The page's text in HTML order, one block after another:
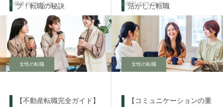
プ！転職の秘訣
2025.12.19
活かした転職
2025.09.09
女性の転職
【不動産転職完全ガイド】
女性の転職
【コミュニケーションの重